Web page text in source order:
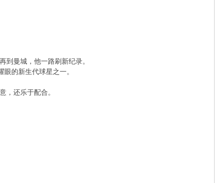
到曼城，他一路刷新纪录。
的新生代球星之一。
，还乐于配合。